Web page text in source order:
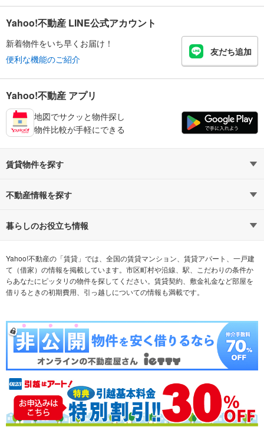
Yahoo!不動産 LINE公式アカウント
新着物件をいち早くお届け！
便利な機能のご紹介
友だち追加
Yahoo!不動産 アプリ
地図でサクッと物件探し
物件比較が手軽にできる
賃貸物件を探す
路線・駅から探す
通勤時間から探す
不動産会社から探す 希望の条件から探す
テーマから探す ランキングから探す
不動産情報を探す
不動産・住宅
新築マンション 中古マンション
新築一戸建て 中古一戸建て
注文住宅 土地
売却査定
暮らしのお役立ち情報
マンションカタログ 教えて！住まいの先生
Yahoo!不動産の「賃貸」では、全国の賃貸マンション、賃貸アパート、一戸建
て（借家）の情報を掲載しています。市区町村や沿線、駅、こだわりの条件か
らあなたにピッタリの物件を探してください。賃貸契約、敷金礼金など部屋を
借りるときの初期費用、引っ越しについての情報も満載です。